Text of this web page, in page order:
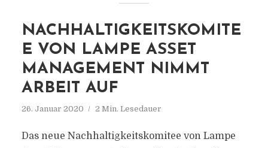
NACHHALTIGKEITSKOMITE
E VON LAMPE ASSET
MANAGEMENT NIMMT
ARBEIT AUF
26. Januar 2020 2 Min. Lesedauer
Das neue Nachhaltigkeitskomitee von Lampe